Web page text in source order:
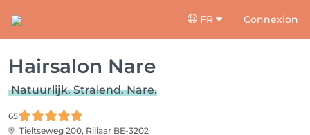
FR Connexion
Hairsalon Nare
Natuurlijk. Stralend. Nare.
65
Tieltseweg 200, Rillaar BE-3202